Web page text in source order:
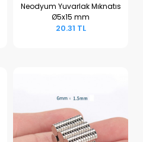
Sepete Ekle
Neodyum Yuvarlak Mıknatıs
Ø5x15 mm
20.31 TL